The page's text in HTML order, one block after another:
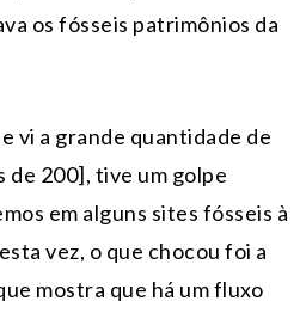
os fósseis patrimônios da
vi a grande quantidade de
de 200], tive um golpe
em alguns sites fósseis à
vez, o que chocou foi a
mostra que há um fluxo